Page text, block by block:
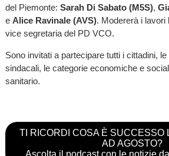
del Piemonte: Sarah Di Sabato (M5S),
e Alice Ravinale (AVS). Modererà i lavori
vice segretaria del PD VCO.
Sono invitati a partecipare tutti i cittadini,
sindacali, le categorie economiche e
sanitario.
TI RICORDI COSA È SUCCESSO
AD AGOSTO?
Ascolta il podcast con le notizie